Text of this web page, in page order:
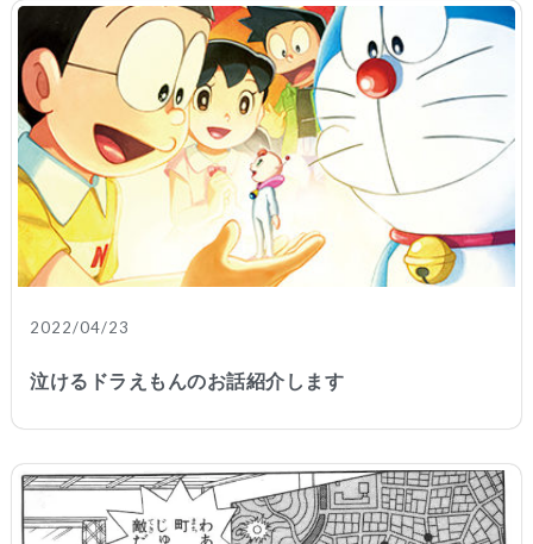
2022/04/23
泣けるドラえもんのお話紹介します